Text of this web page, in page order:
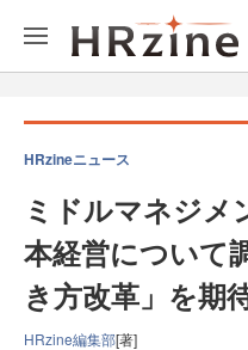
HRzineニュース
ミドルマネジメ
本経営について
き方改革」を期
HRzine編集部[著]